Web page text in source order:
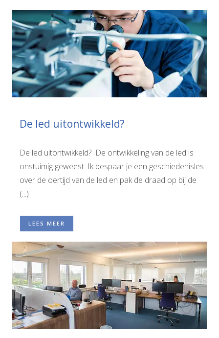
De led uitontwikkeld?
De led uitontwikkeld? De ontwikkeling van de led is
onstuimig geweest. Ik bespaar je een geschiedenisles
over de oertijd van de led en pak de draad op bij de
(...)
LEES MEER